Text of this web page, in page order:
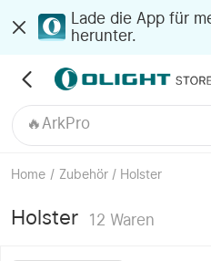
Lade die App für
herunter.
Phantom Squadron
Osight SE DPP
🔥Kosmisches Lila
🔥Baton 4 Ultra
🔥ArkPro
🔥Marauder Mini 2
Oclip Pro S
🔥Olantern Classic 2 Pro
Home / Zubehör / Holster
Holster 12 Waren